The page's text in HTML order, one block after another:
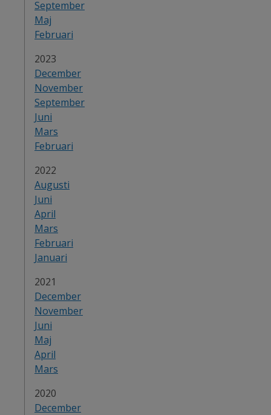
September
Maj
Februari
År:
2023
December
November
September
Juni
Mars
Februari
År:
2022
Augusti
Juni
April
Mars
Februari
Januari
År:
2021
December
November
Juni
Maj
April
Mars
År:
2020
December